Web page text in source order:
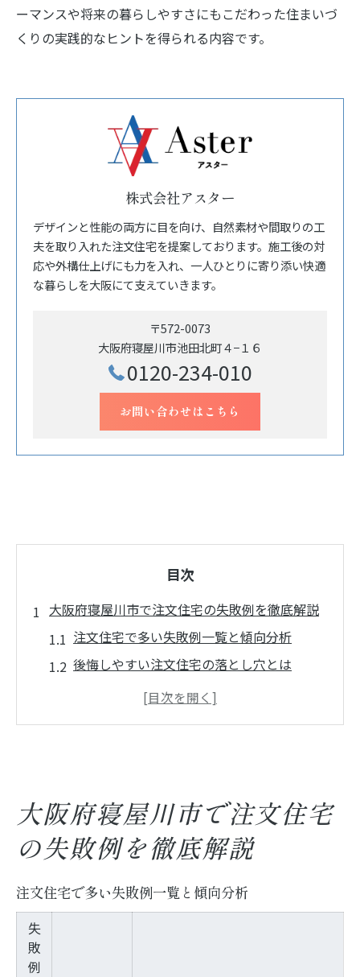
ーマンスや将来の暮らしやすさにもこだわった住まいづ
くりの実践的なヒントを得られる内容です。
株式会社アスター
デザインと性能の両方に目を向け、自然素材や間取りの工
夫を取り入れた注文住宅を提案しております。施工後の対
応や外構仕上げにも力を入れ、一人ひとりに寄り添い快適
な暮らしを大阪にて支えていきます。
〒572-0073
大阪府寝屋川市池田北町４−１６
0120-234-010
お問い合わせはこちら
目次
大阪府寝屋川市で注文住宅の失敗例を徹底解説
注文住宅で多い失敗例一覧と傾向分析
後悔しやすい注文住宅の落とし穴とは
寝屋川市で見落としがちな注文住宅ポイン
理想の暮らしへ導く注文住宅間違い防止策
注文住宅の間違い防止チェックリスト
ライフスタイルに合う注文住宅選びの秘訣
大阪府寝屋川市で注文住宅
の失敗例を徹底解説
注文住宅で多い失敗例一覧と傾向分析
失
敗
例